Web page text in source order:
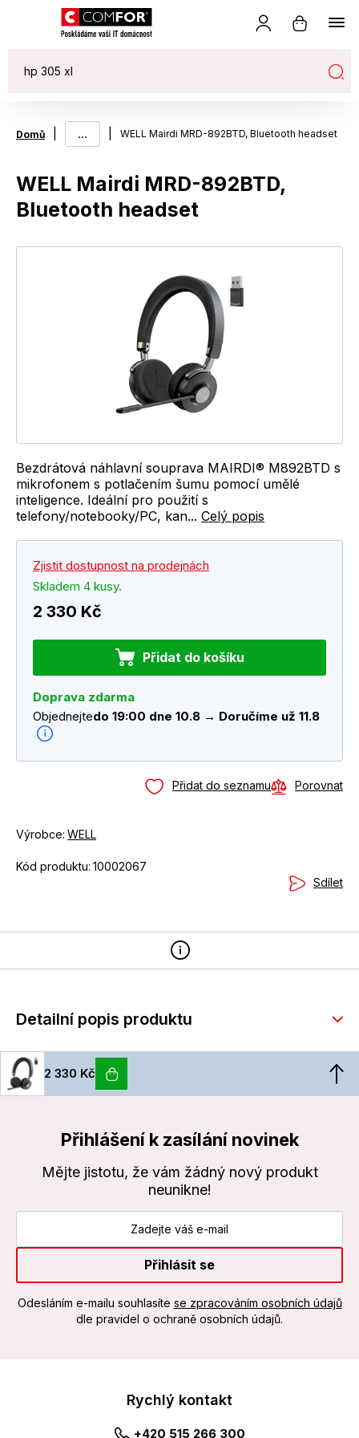
Domů ... WELL Mairdi MRD-892BTD, Bluetooth headset
WELL Mairdi MRD-892BTD,
Bluetooth headset
Bezdrátová náhlavní souprava MAIRDI® M892BTD s
mikrofonem s potlačením šumu pomocí umělé
inteligence. Ideální pro použití s
telefony/notebooky/PC, kan... Celý popis
Zjistit dostupnost na prodejnách
Skladem 4 kusy.
2 330 Kč
Přidat do košíku
Doprava zdarma
Objednejtedo 19:00 dne 10.8 → Doručíme už 11.8
Přidat do seznamu Porovnat
Výrobce: WELL
Kód produktu: 10002067
Sdílet
Detailní popis produktu
2 330 Kč
Přihlášení k zasílání novinek
Mějte jistotu, že vám žádný nový produkt
neunikne!
Přihlásit se
Odesláním e-mailu souhlasíte se zpracováním osobních údajů
dle pravidel o ochraně osobních údajů.
Rychlý kontakt
+420 515 266 300